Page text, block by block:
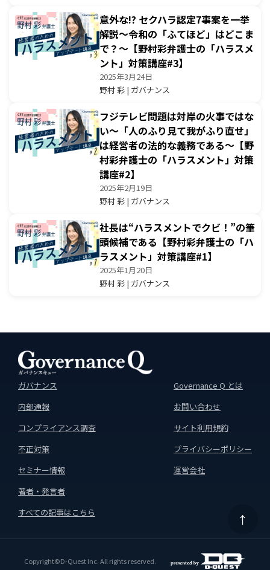
意外な!? セクハラ認定7事案を一挙
解説～令和の「ふてほど」はどこま
で？～【野村彩弁護士の「ハラスメ
ント」対策講座#3】
2025年3月24日
野村 彩 | ガバナンス
フジテレビ問題は対岸の火事ではな
い〜「人のふり見て我がふり直せ」
は経営者の法的な義務である〜【野
村彩弁護士の「ハラスメント」対策
講座#2】
2025年2月19日
野村 彩 | ガバナンス
社長は“ハラスメントでクビ！”の筆
頭候補である【野村彩弁護士の「ハ
ラスメント」対策講座#1】
2025年1月20日
野村 彩 | ガバナンス
↑
ガバナンス
内部通報
コンプライアンス調査
不正対策
セミナー情報
著者・発言者
すべての記事はこちら
Governance Q とは
お問い合わせ
サイト利用規約
プライバシーポリシー
運営会社
Copyright©D-Quest Inc. All rights reserved.